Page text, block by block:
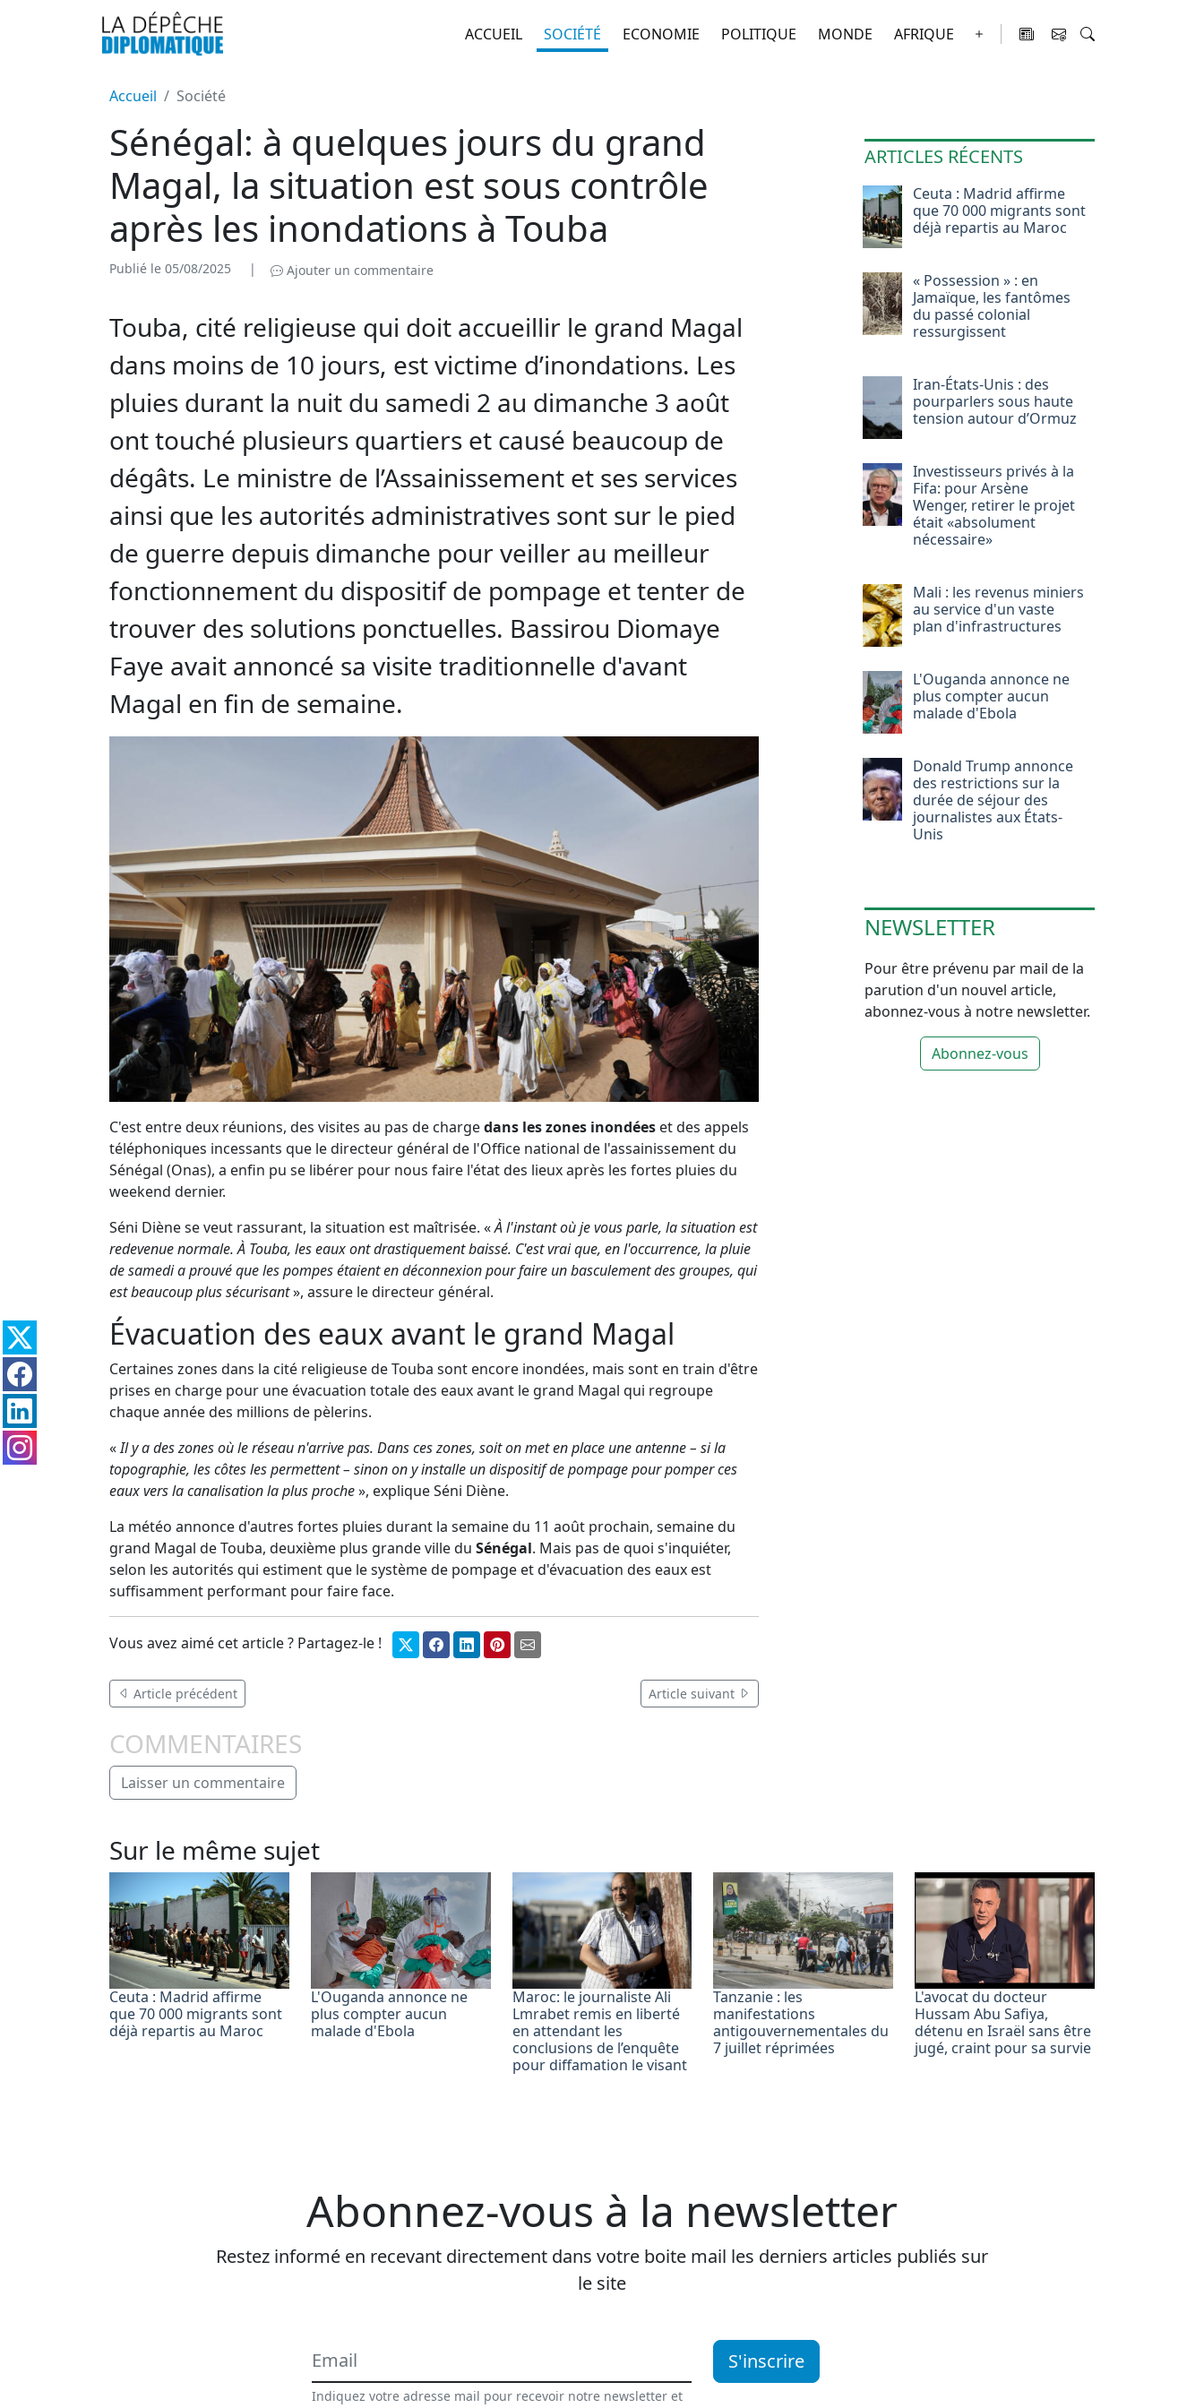
ACCUEIL SOCIÉTÉ ECONOMIE POLITIQUE MONDE AFRIQUE
Accueil Société
Sénégal: à quelques jours du grand
Magal, la situation est sous contrôle
après les inondations à Touba
Publié le 05/08/2025 | Ajouter un commentaire
Touba, cité religieuse qui doit accueillir le grand Magal
dans moins de 10 jours, est victime d’inondations. Les
pluies durant la nuit du samedi 2 au dimanche 3 août
ont touché plusieurs quartiers et causé beaucoup de
dégâts. Le ministre de l’Assainissement et ses services
ainsi que les autorités administratives sont sur le pied
de guerre depuis dimanche pour veiller au meilleur
fonctionnement du dispositif de pompage et tenter de
trouver des solutions ponctuelles. Bassirou Diomaye
Faye avait annoncé sa visite traditionnelle d'avant
Magal en fin de semaine.
C'est entre deux réunions, des visites au pas de chargedans les zones inondées et des appels
téléphoniques incessants que le directeur général de l'Office national de l'assainissement du
Sénégal (Onas), a enfin pu se libérer pour nous faire l'état des lieux après les fortes pluies du
weekend dernier.
Séni Diène se veut rassurant, la situation est maîtrisée. «À l'instant où je vous parle, la situation est
redevenue normale. À Touba, les eaux ont drastiquement baissé. C'est vrai que, en l'occurrence, la pluie
de samedi a prouvé que les pompes étaient en déconnexion pour faire un basculement des groupes, qui
est beaucoup plus sécurisant», assure le directeur général.
Évacuation des eaux avant le grand Magal
Certaines zones dans la cité religieuse de Touba sont encore inondées, mais sont en train d'être
prises en charge pour une évacuation totale des eaux avant le grand Magal qui regroupe
chaque année des millions de pèlerins.
«Il y a des zones où le réseau n'arrive pas. Dans ces zones, soit on met en place une antenne – si la
topographie, les côtes les permettent – sinon on y installe un dispositif de pompage pour pomper ces
eaux vers la canalisation la plus proche», explique Séni Diène.
La météo annonce d'autres fortes pluies durant la semaine du 11 août prochain, semaine du
grand Magal de Touba, deuxième plus grande ville du Sénégal. Mais pas de quoi s'inquiéter,
selon les autorités qui estiment que le système de pompage et d'évacuation des eaux est
suffisamment performant pour faire face.
Vous avez aimé cet article ? Partagez-le !
Article précédent Article suivant
COMMENTAIRES
Laisser un commentaire
ARTICLES RÉCENTS
Ceuta : Madrid affirme
que 70 000 migrants sont
déjà repartis au Maroc
« Possession » : en
Jamaïque, les fantômes
du passé colonial
ressurgissent
Iran-États-Unis : des
pourparlers sous haute
tension autour d’Ormuz
Investisseurs privés à la
Fifa: pour Arsène
Wenger, retirer le projet
était «absolument
nécessaire»
Mali : les revenus miniers
au service d'un vaste
plan d'infrastructures
L'Ouganda annonce ne
plus compter aucun
malade d'Ebola
Donald Trump annonce
des restrictions sur la
durée de séjour des
journalistes aux États-
Unis
NEWSLETTER
Pour être prévenu par mail de la
parution d'un nouvel article,
abonnez-vous à notre newsletter.
Abonnez-vous
Sur le même sujet
Ceuta : Madrid affirme
que 70 000 migrants sont
déjà repartis au Maroc
L'Ouganda annonce ne
plus compter aucun
malade d'Ebola
Maroc: le journaliste Ali
Lmrabet remis en liberté
en attendant les
conclusions de l’enquête
pour diffamation le visant
Tanzanie : les
manifestations
antigouvernementales du
7 juillet réprimées
L'avocat du docteur
Hussam Abu Safiya,
détenu en Israël sans être
jugé, craint pour sa survie
Abonnez-vous à la newsletter
Restez informé en recevant directement dans votre boite mail les derniers articles publiés sur
le site
Indiquez votre adresse mail pour recevoir notre newsletter et
S'inscrire